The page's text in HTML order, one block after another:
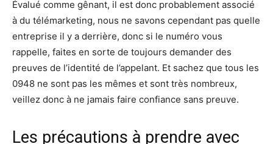
Évalué comme gênant, il est donc probablement associé
à du télémarketing, nous ne savons cependant pas quelle
entreprise il y a derrière, donc si le numéro vous
rappelle, faites en sorte de toujours demander des
preuves de l’identité de l’appelant. Et sachez que tous les
0948 ne sont pas les mêmes et sont très nombreux,
veillez donc à ne jamais faire confiance sans preuve.
Les précautions à prendre avec